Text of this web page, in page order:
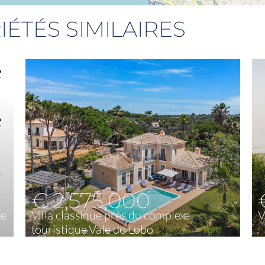
SIMILAIRES
€ 2,575,000
Villa classique près du complexe
touristique Vale do Lobo